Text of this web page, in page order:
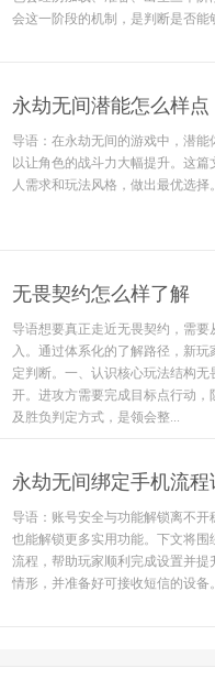
会这一阶段的机制，是判断是否
永劫无间潜能怎么样点
导语：在永劫无间的游戏中，潜
以让角色的战斗力大幅提升。这
人需求和玩法风格，做出最优选
无畏契约怎么样了解
导语想要真正走近无畏契约，需
入。通过体系化的了解路径，新
定判断。一、认识核心玩法结构
开。进攻方需要完成目标点行动
及胜负判定方式，是领会整...
永劫无间绑定手机流程
导语：账号安全与功能解锁离不
也能解锁更多实用功能。下文将
流程，帮助玩家顺利完成设置并
情形，并准备好可接收短信的设